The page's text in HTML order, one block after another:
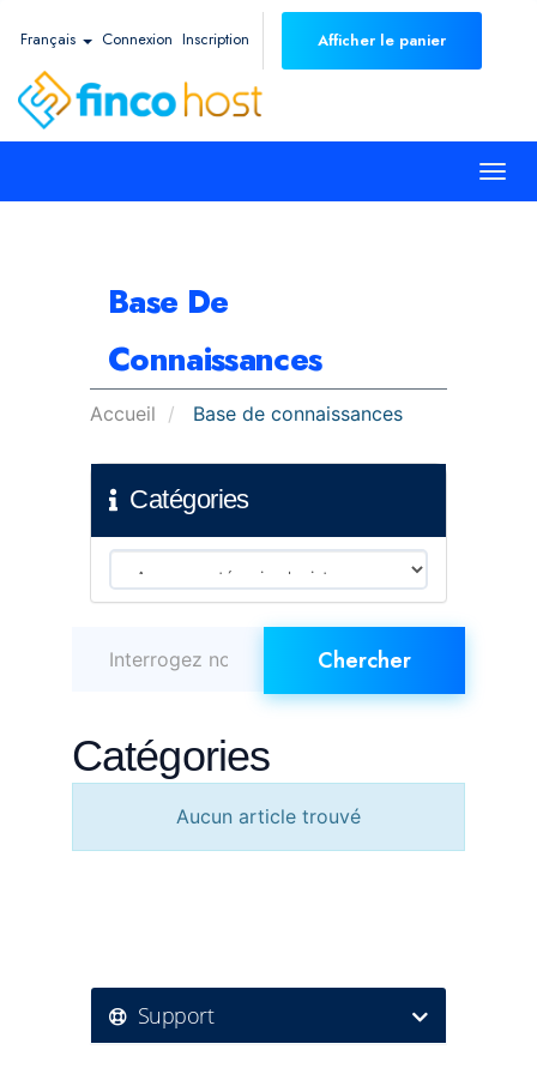
Français Connexion Inscription Afficher le panier
Base De
Connaissances
Accueil Base de connaissances
Catégories
Catégories
Aucun article trouvé
Support